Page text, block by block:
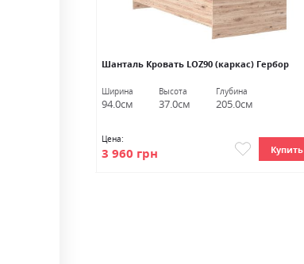
Шанталь Кровать LOZ90 (каркас) Гербор
Ширина
94.0см
Высота
37.0см
Глубина
205.0см
Цена:
3 960 грн Купить